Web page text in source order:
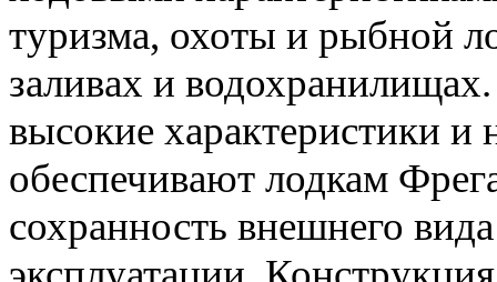
туризма, охоты и рыбной
заливах и
высокие характеристики
обеспечивают лодкам
сохранность внешнего